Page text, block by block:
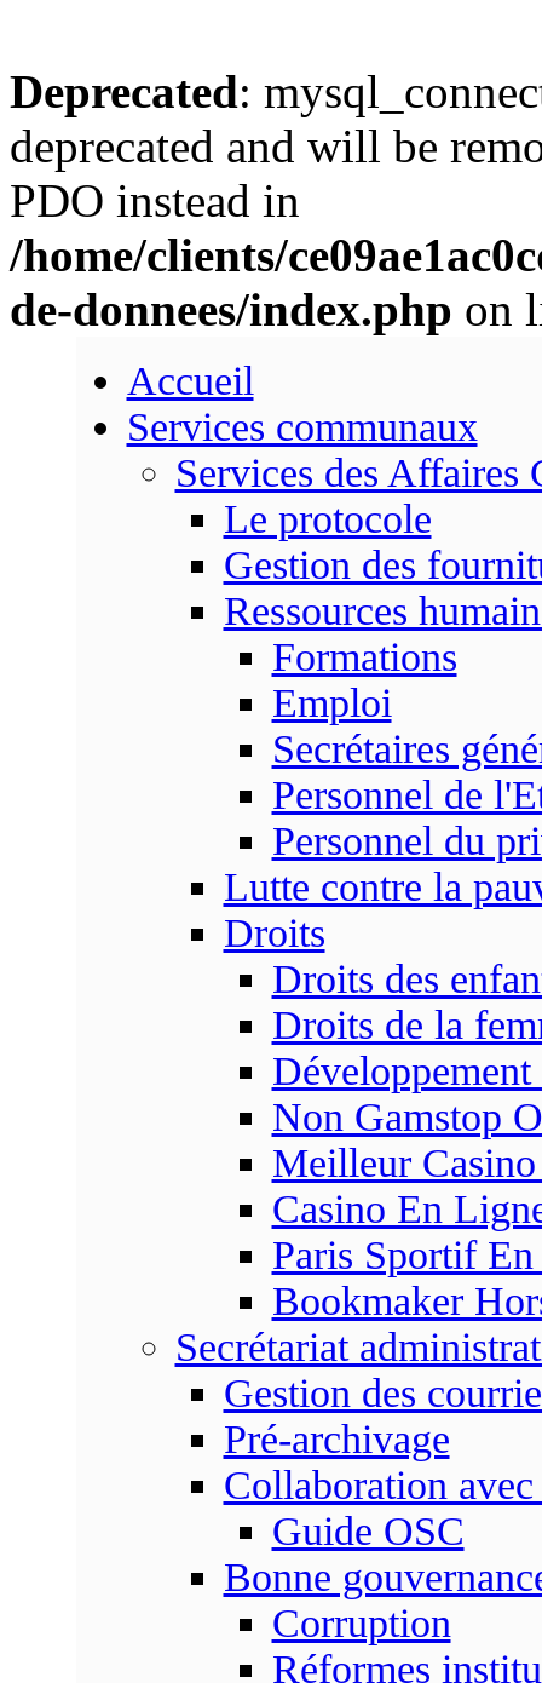
Deprecated:
deprecated and will be
PDO instead in
/home/clients/
de-donnees/index.php on
Accueil
Services communaux
Services des Affaires
Le protocole
Gestion des
Ressources
Formations
Emploi
Secrétaires
Personnel de
Personnel du
Lutte contre la
Droits
Droits des
Droits de la
Non Gamstop
Meilleur
Casino En
Paris Sportif
Bookmaker
Secrétariat
Gestion des
Pré-archivage
Collaboration
Guide OSC
Bonne
Corruption
Réformes